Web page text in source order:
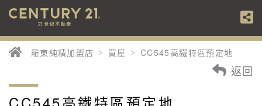
羅東純精加盟店 買屋 CC545高鐵特區預定地
返回